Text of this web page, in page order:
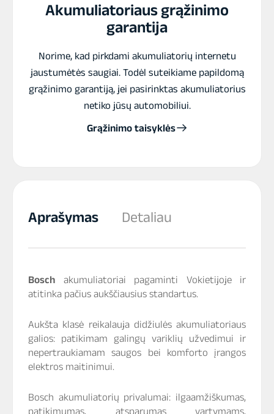
Akumuliatoriaus grąžinimo
garantija
Norime, kad pirkdami akumuliatorių internetu
jaustumėtės saugiai. Todėl suteikiame papildomą
grąžinimo garantiją, jei pasirinktas akumuliatorius
netiko jūsų automobiliui.
Grąžinimo taisyklės
Aprašymas Detaliau
Bosch akumuliatoriai pagaminti Vokietijoje ir
atitinka pačius aukščiausius standartus.
Aukšta klasė reikalauja didžiulės akumuliatoriaus
galios: patikimam galingų variklių užvedimui ir
nepertraukiamam saugos bei komforto įrangos
elektros maitinimui.
Bosch akumuliatorių privalumai: ilgaamžiškumas,
patikimumas, atsparumas vartymams,